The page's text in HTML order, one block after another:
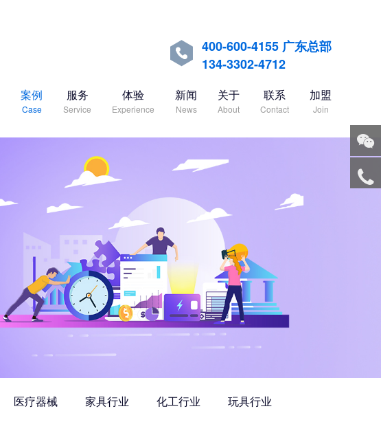

400-600-4155 广东总部
134-3302-4712
案例
Case
服务
Service
体验
Experience
新闻
News
关于
About
联系
Contact
加盟
Join
医疗器械 家具行业 化工行业 玩具行业
微信